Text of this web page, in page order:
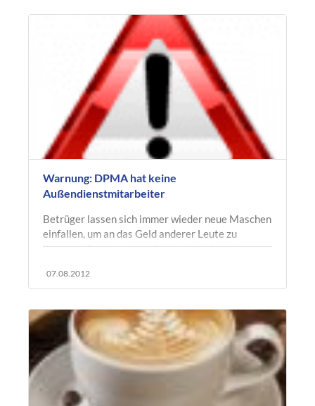
Warnung: DPMA hat keine
Außendienstmitarbeiter
Betrüger lassen sich immer wieder neue Maschen
einfallen, um an das Geld anderer Leute zu
kommen. Besonders perfide ist das Vorgehen
07.08.2012